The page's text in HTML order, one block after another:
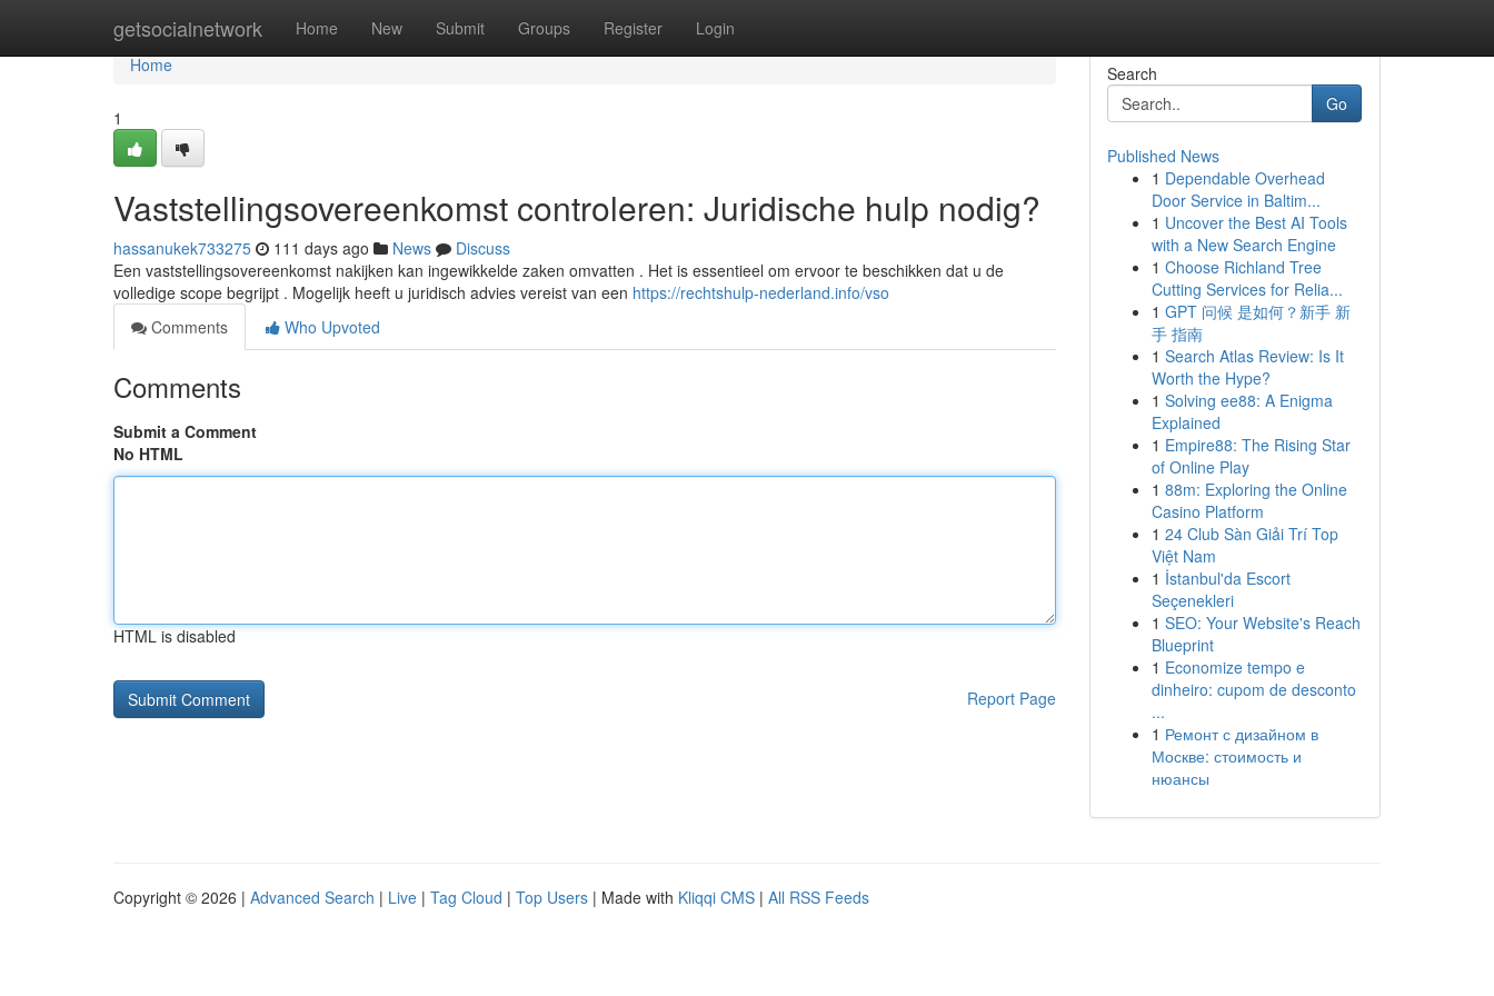
getsocialnetwork Home New Submit Groups Register Login
Home
Home
1
Vaststellingsovereenkomst controleren: Juridische hulp nodig?
hassanukek733275 111 days ago News
Discuss
Een vaststellingsovereenkomst nakijken kan ingewikkelde zaken omvatten . Het is essentieel om ervoor te beschikken dat u de
volledige scope begrijpt . Mogelijk heeft u juridisch advies vereist van een https://rechtshulp-nederland.info/vso
Comments
Who Upvoted
Comments
Submit a Comment
No HTML
HTML is disabled
Report Page
Search
Go
Published News
1 Dependable Overhead
Door Service in Baltim...
1 Uncover the Best AI Tools
with a New Search Engine
1 Choose Richland Tree
Cutting Services for Relia...
1 GPT 问候 是如何？新手 新
手 指南
1 Search Atlas Review: Is It
Worth the Hype?
1 Solving ee88: A Enigma
Explained
1 Empire88: The Rising Star
of Online Play
1 88m: Exploring the Online
Casino Platform
1 24 Club Sàn Giải Trí Top
Việt Nam
1 İstanbul'da Escort
Seçenekleri
1 SEO: Your Website's Reach
Blueprint
1 Economize tempo e
dinheiro: cupom de desconto
...
1 Ремонт с дизайном в
Москве: стоимость и
нюансы
Copyright © 2026 | Advanced Search | Live | Tag Cloud | Top Users | Made with Kliqqi CMS | All RSS Feeds